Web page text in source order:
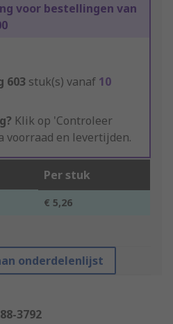
voor bestellingen van
603 stuk(s) vanaf 10
Klik op 'Controleer
voorraad en levertijden.
Per stuk
€ 5,26
onderdelenlijst
3792